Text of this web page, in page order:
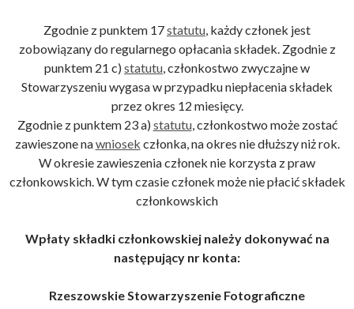
Zgodnie z punktem 17statutu , każdy członek jest
zobowiązany do regularnego opłacania składek. Zgodnie z
punktem 21 c) statutu , członkostwo zwyczajne w
Stowarzyszeniu wygasa w przypadku niepłacenia składek
przez okres 12 miesięcy.
Zgodnie z punktem 23 a) statutu, członkostwo może zostać
zawieszone nawniosek członka, na okres nie dłuższy niż rok.
W okresie zawieszenia członek nie korzysta z praw
członkowskich. W tym czasie członek może nie płacić składek
członkowskich
Wpłaty składki członkowskiej należy dokonywać na
następujący nr konta:
Rzeszowskie Stowarzyszenie Fotograficzne